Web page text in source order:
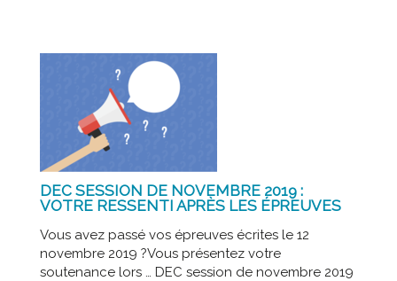
DEC SESSION DE NOVEMBRE 2019 :
VOTRE RESSENTI APRÈS LES ÉPREUVES
Vous avez passé vos épreuves écrites le 12
novembre 2019 ?Vous présentez votre
soutenance lors … DEC session de novembre 2019